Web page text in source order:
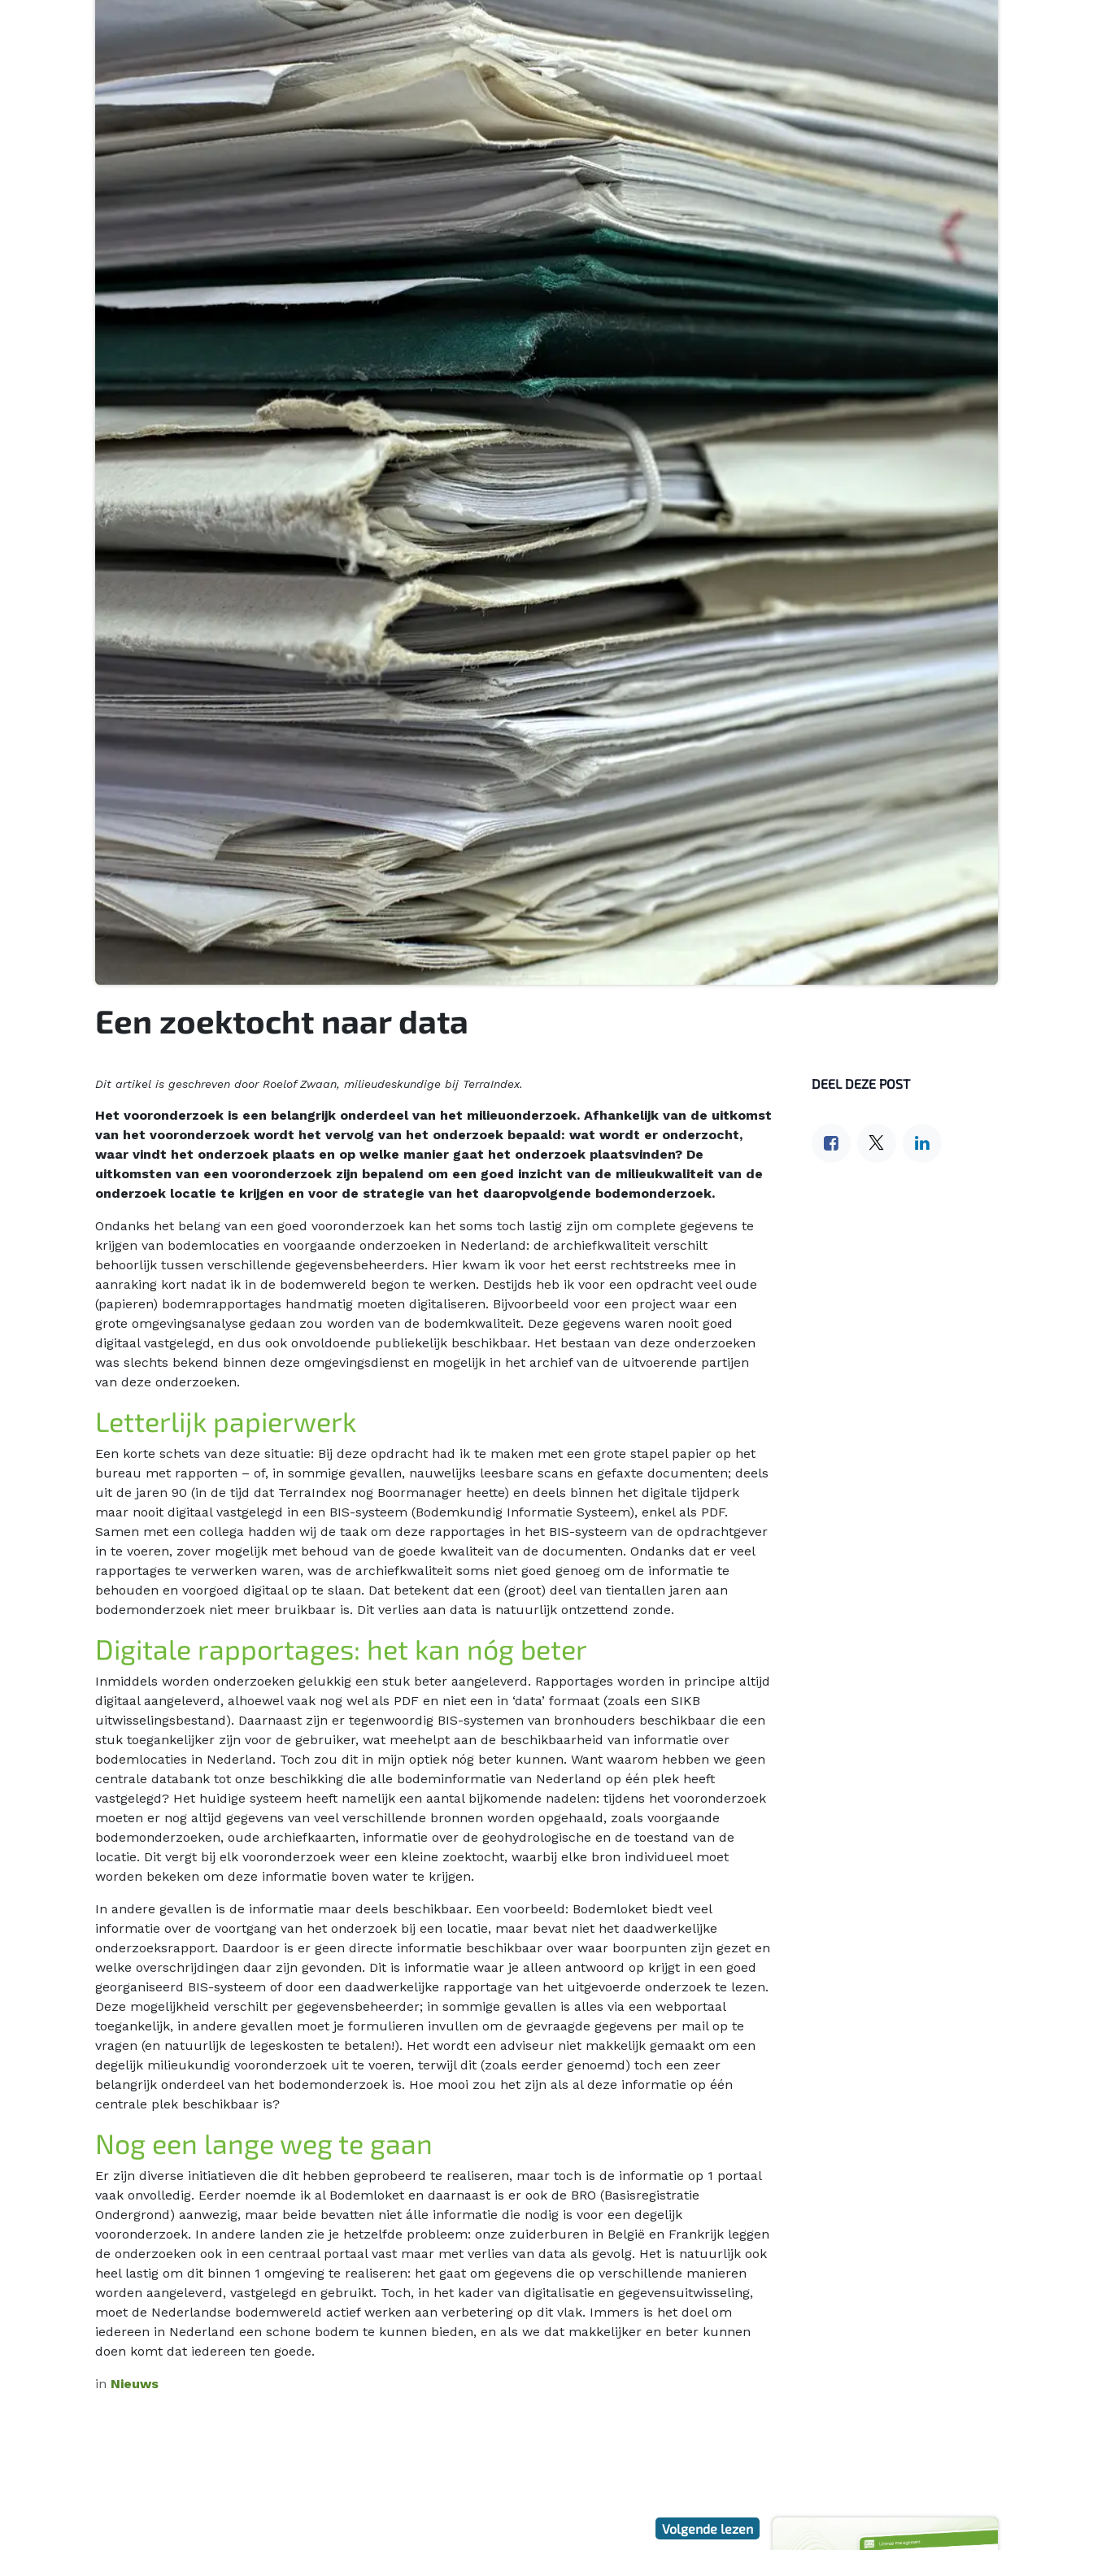
Een zoektocht naar data
Dit artikel is geschreven door Roelof Zwaan, milieudeskundige bij TerraIndex.
Het vooronderzoek is een belangrijk onderdeel van het milieuonderzoek. Afhankelijk van de uitkomst
van het vooronderzoek wordt het vervolg van het onderzoek bepaald: wat wordt er onderzocht,
waar vindt het onderzoek plaats en op welke manier gaat het onderzoek plaatsvinden? De
uitkomsten van een vooronderzoek zijn bepalend om een goed inzicht van de milieukwaliteit van de
onderzoek locatie te krijgen en voor de strategie van het daaropvolgende bodemonderzoek.
Ondanks het belang van een goed vooronderzoek kan het soms toch lastig zijn om complete gegevens te
krijgen van bodemlocaties en voorgaande onderzoeken in Nederland: de archiefkwaliteit verschilt
behoorlijk tussen verschillende gegevensbeheerders. Hier kwam ik voor het eerst rechtstreeks mee in
aanraking kort nadat ik in de bodemwereld begon te werken. Destijds heb ik voor een opdracht veel oude
(papieren) bodemrapportages handmatig moeten digitaliseren. Bijvoorbeeld voor een project waar een
grote omgevingsanalyse gedaan zou worden van de bodemkwaliteit. Deze gegevens waren nooit goed
digitaal vastgelegd, en dus ook onvoldoende publiekelijk beschikbaar. Het bestaan van deze onderzoeken
was slechts bekend binnen deze omgevingsdienst en mogelijk in het archief van de uitvoerende partijen
van deze onderzoeken.
Letterlijk papierwerk
Een korte schets van deze situatie: Bij deze opdracht had ik te maken met een grote stapel papier op het
bureau met rapporten – of, in sommige gevallen, nauwelijks leesbare scans en gefaxte documenten; deels
uit de jaren 90 (in de tijd dat TerraIndex nog Boormanager heette) en deels binnen het digitale tijdperk
maar nooit digitaal vastgelegd in een BIS-systeem (Bodemkundig Informatie Systeem), enkel als PDF.
Samen met een collega hadden wij de taak om deze rapportages in het BIS-systeem van de opdrachtgever
in te voeren, zover mogelijk met behoud van de goede kwaliteit van de documenten. Ondanks dat er veel
rapportages te verwerken waren, was de archiefkwaliteit soms niet goed genoeg om de informatie te
behouden en voorgoed digitaal op te slaan. Dat betekent dat een (groot) deel van tientallen jaren aan
bodemonderzoek niet meer bruikbaar is. Dit verlies aan data is natuurlijk ontzettend zonde.
Digitale rapportages: het kan nóg beter
Inmiddels worden onderzoeken gelukkig een stuk beter aangeleverd. Rapportages worden in principe altijd
digitaal aangeleverd, alhoewel vaak nog wel als PDF en niet een in ‘data’ formaat (zoals een SIKB
uitwisselingsbestand). Daarnaast zijn er tegenwoordig BIS-systemen van bronhouders beschikbaar die een
stuk toegankelijker zijn voor de gebruiker, wat meehelpt aan de beschikbaarheid van informatie over
bodemlocaties in Nederland. Toch zou dit in mijn optiek nóg beter kunnen. Want waarom hebben we geen
centrale databank tot onze beschikking die alle bodeminformatie van Nederland op één plek heeft
vastgelegd? Het huidige systeem heeft namelijk een aantal bijkomende nadelen: tijdens het vooronderzoek
moeten er nog altijd gegevens van veel verschillende bronnen worden opgehaald, zoals voorgaande
bodemonderzoeken, oude archiefkaarten, informatie over de geohydrologische en de toestand van de
locatie. Dit vergt bij elk vooronderzoek weer een kleine zoektocht, waarbij elke bron individueel moet
worden bekeken om deze informatie boven water te krijgen.
In andere gevallen is de informatie maar deels beschikbaar. Een voorbeeld: Bodemloket biedt veel
informatie over de voortgang van het onderzoek bij een locatie, maar bevat niet het daadwerkelijke
onderzoeksrapport. Daardoor is er geen directe informatie beschikbaar over waar boorpunten zijn gezet en
welke overschrijdingen daar zijn gevonden. Dit is informatie waar je alleen antwoord op krijgt in een goed
georganiseerd BIS-systeem of door een daadwerkelijke rapportage van het uitgevoerde onderzoek te lezen.
Deze mogelijkheid verschilt per gegevensbeheerder; in sommige gevallen is alles via een webportaal
toegankelijk, in andere gevallen moet je formulieren invullen om de gevraagde gegevens per mail op te
vragen (en natuurlijk de legeskosten te betalen!). Het wordt een adviseur niet makkelijk gemaakt om een
degelijk milieukundig vooronderzoek uit te voeren, terwijl dit (zoals eerder genoemd) toch een zeer
belangrijk onderdeel van het bodemonderzoek is. Hoe mooi zou het zijn als al deze informatie op één
centrale plek beschikbaar is?
Nog een lange weg te gaan
Er zijn diverse initiatieven die dit hebben geprobeerd te realiseren, maar toch is de informatie op 1 portaal
vaak onvolledig. Eerder noemde ik al Bodemloket en daarnaast is er ook de BRO (Basisregistratie
Ondergrond) aanwezig, maar beide bevatten niet álle informatie die nodig is voor een degelijk
vooronderzoek. In andere landen zie je hetzelfde probleem: onze zuiderburen in België en Frankrijk leggen
de onderzoeken ook in een centraal portaal vast maar met verlies van data als gevolg. Het is natuurlijk ook
heel lastig om dit binnen 1 omgeving te realiseren: het gaat om gegevens die op verschillende manieren
worden aangeleverd, vastgelegd en gebruikt. Toch, in het kader van digitalisatie en gegevensuitwisseling,
moet de Nederlandse bodemwereld actief werken aan verbetering op dit vlak. Immers is het doel om
iedereen in Nederland een schone bodem te kunnen bieden, en als we dat makkelijker en beter kunnen
doen komt dat iedereen ten goede.
in Nieuws
DEEL DEZE POST
Volgende lezen